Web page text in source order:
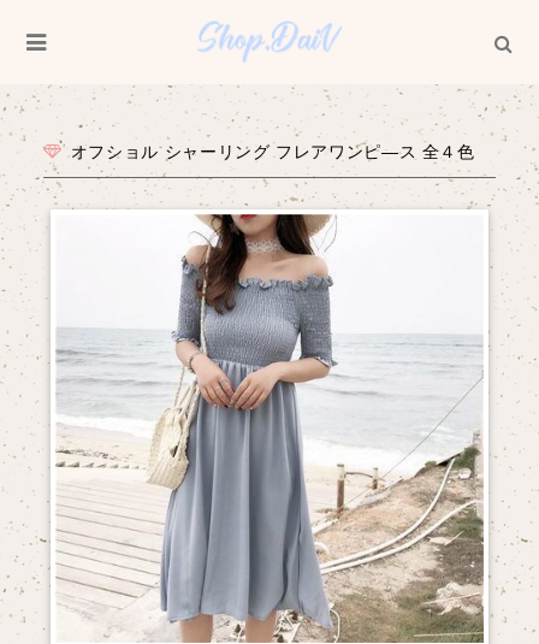
オフショル シャーリング フレアワンピ―ス 全４色